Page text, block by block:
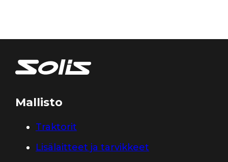
Mallisto
Traktorit
Lisälaitteet ja tarvikkeet